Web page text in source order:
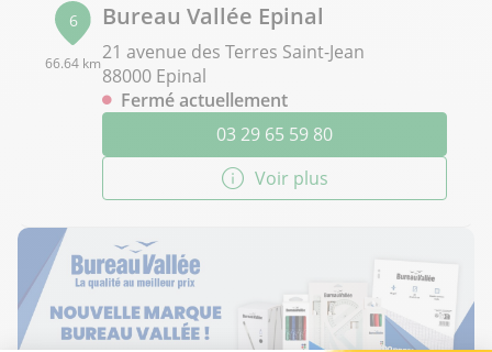
6
66.64 km
Bureau Vallée Epinal
21 avenue des Terres Saint-Jean
88000 Epinal
Fermé actuellement
03 29 65 59 80
Voir plus